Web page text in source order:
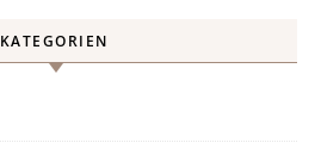
KATEGORIEN